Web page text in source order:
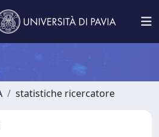
statistiche ricercatore